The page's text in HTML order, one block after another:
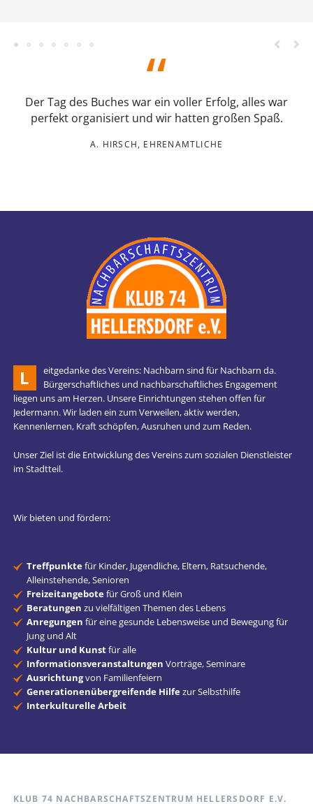
Der Tag des Buches war ein voller Erfolg, alles war
perfekt organisiert und wir hatten großen Spaß.
A. HIRSCH, EHRENAMTLICHE
L
eitgedanke des Vereins: Nachbarn sind für Nachbarn da.
Bürgerschaftliches und nachbarschaftliches Engagement
liegen uns am Herzen. Unsere Einrichtungen stehen offen für
Jedermann. Wir laden ein zum Verweilen, aktiv werden,
Kennenlernen, Kraft schöpfen, Ausruhen und zum Reden.
Unser Ziel ist die Entwicklung des Vereins zum sozialen Dienstleister
im Stadtteil.
Wir bieten und fördern:
Treffpunktefür Kinder, Jugendliche, Eltern, Ratsuchende,
Alleinstehende, Senioren
Freizeitangebotefür Groß und Klein
Beratungen zu vielfältigen Themen des Lebens
Anregungen für eine gesunde Lebensweise und Bewegung für
Jung und Alt
Kultur und Kunstfür alle
Informationsveranstaltungen Vorträge, Seminare
Ausrichtungvon Familienfeiern
Generationenübergreifende Hilfezur Selbsthilfe
Interkulturelle Arbeit
KLUB 74 NACHBARSCHAFTSZENTRUM HELLERSDORF E.V.